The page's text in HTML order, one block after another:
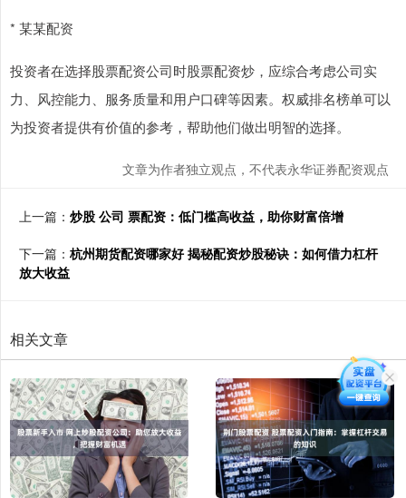
* 某某配资
投资者在选择股票配资公司时股票配资炒，应综合考虑公司实
力、风控能力、服务质量和用户口碑等因素。权威排名榜单可以
为投资者提供有价值的参考，帮助他们做出明智的选择。
文章为作者独立观点，不代表永华证券配资观点
上一篇： 炒股 公司 票配资：低门槛高收益，助你财富倍增
下一篇： 杭州期货配资哪家好 揭秘配资炒股秘诀：如何借力杠杆
放大收益
相关文章